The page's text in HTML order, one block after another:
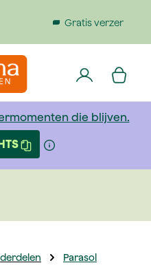
boven €199
die blijven.
Parasol